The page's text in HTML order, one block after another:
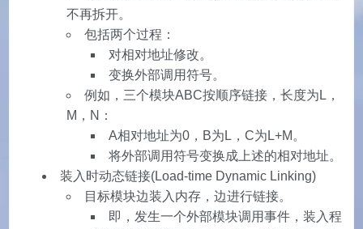
不再拆开。
包括两个过程：
对相对地址修改。
变换外部调用符号。
例如，三个模块ABC按顺序链接，长度为L，
M，N：
A相对地址为0，B为L，C为L+M。
将外部调用符号变换成上述的相对地址。
装入时动态链接(Load-time Dynamic Linking)
目标模块边装入内存，边进行链接。
即，发生一个外部模块调用事件，装入程